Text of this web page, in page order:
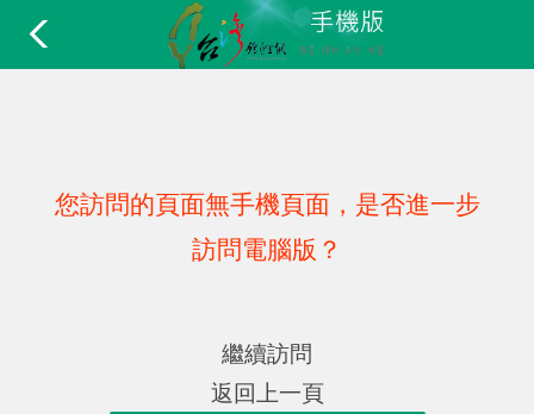
您訪問的頁面無手機頁面，是否進一步
訪問電腦版？
繼續訪問
返回上一頁